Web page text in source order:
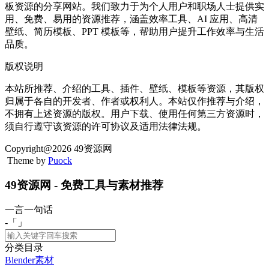
板资源的分享网站。我们致力于为个人用户和职场人士提供实
用、免费、易用的资源推荐，涵盖效率工具、AI 应用、高清
壁纸、简历模板、PPT 模板等，帮助用户提升工作效率与生活
品质。
版权说明
本站所推荐、介绍的工具、插件、壁纸、模板等资源，其版权
归属于各自的开发者、作者或权利人。本站仅作推荐与介绍，
不拥有上述资源的版权。用户下载、使用任何第三方资源时，
须自行遵守该资源的许可协议及适用法律法规。
Copyright@2026 49资源网
Theme by Puock
49资源网 - 免费工具与素材推荐
一言一句话
-「
」
分类目录
Blender素材